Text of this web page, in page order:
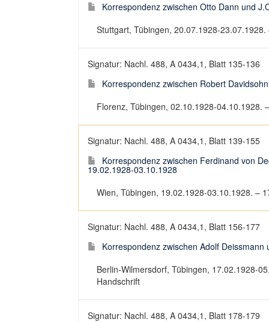
Korrespondenz zwischen Otto Dann und
Stuttgart, Tübingen, 20.07.1928-
Signatur: Nachl. 488, A 0434,1, Blatt 135-136
Korrespondenz zwischen Robert
Florenz, Tübingen, 02.10.1928-04.10.1928.
Signatur: Nachl. 488, A 0434,1, Blatt 139-155
Korrespondenz zwischen Ferdinand von
19.02.1928-03.10.1928
Wien, Tübingen, 19.02.1928-03.10.1928. –
Signatur: Nachl. 488, A 0434,1, Blatt 156-177
Korrespondenz zwischen Adolf
Berlin-Wilmersdorf, Tübingen, 17.02.1928-
Handschrift
Signatur: Nachl. 488, A 0434,1, Blatt 178-179